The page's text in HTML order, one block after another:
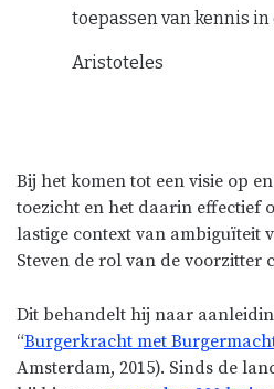
toepassen van kennis in
Aristoteles
Bij het komen tot een visie op
toezicht en het daarin effectief
lastige context van ambiguïteit
Steven de rol van de voorzitter
Dit behandelt hij naar
“Burgerkracht met
Amsterdam, 2015). Sinds de